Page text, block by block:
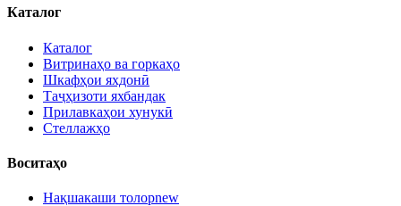
Каталог
Каталог
Витринаҳо ва горкаҳо
Шкафҳои яхдонӣ
Таҷҳизоти яхбандак
Прилавкаҳои хунукӣ
Стеллажҳо
Воситаҳо
Нақшакаши толорnew